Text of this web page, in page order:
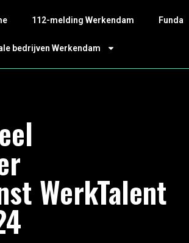
112-melding Werkendam Funda
bedrijven Werkendam
WerkTalent